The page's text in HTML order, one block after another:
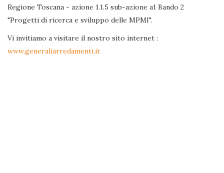
Regione Toscana - azione 1.1.5 sub-azione a1 Bando 2
"Progetti di ricerca e sviluppo delle MPMI".
Vi invitiamo a visitare il nostro sito internet :
www.generaliarredamenti.it